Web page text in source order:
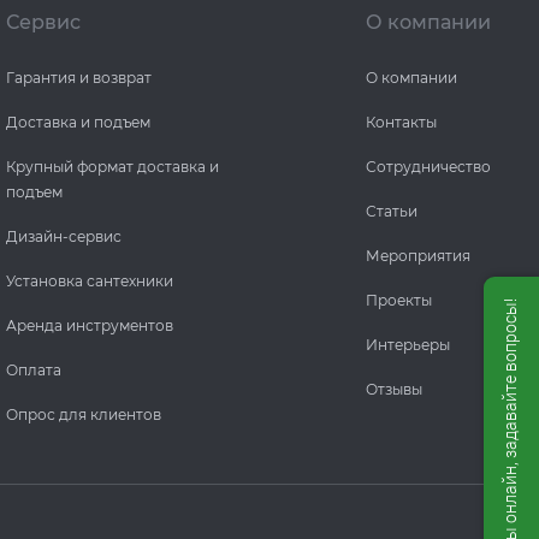
Сервис
Гарантия и возврат
Доставка и подъем
Крупный формат доставка и
подъем
Дизайн-сервис
Установка сантехники
Аренда инструментов
Оплата
Опрос для клиентов
О компании
О компании
Контакты
Сотрудничество
Статьи
Мероприятия
Проекты
Интерьеры
Отзывы Мы онлайн, задавайте вопросы!